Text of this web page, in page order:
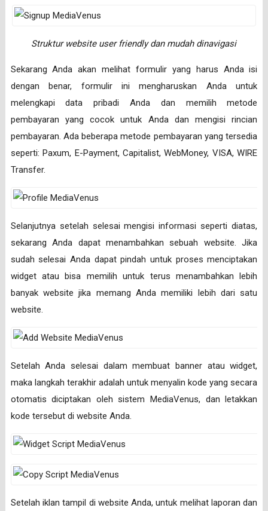
Struktur website user friendly dan mudah dinavigasi
Sekarang Anda akan melihat formulir yang harus Anda isi
dengan benar, formulir ini mengharuskan Anda untuk
melengkapi data pribadi Anda dan memilih metode
pembayaran yang cocok untuk Anda dan mengisi rincian
pembayaran. Ada beberapa metode pembayaran yang tersedia
seperti: Paxum, E-Payment, Capitalist, WebMoney, VISA, WIRE
Transfer.
Selanjutnya setelah selesai mengisi informasi seperti diatas,
sekarang Anda dapat menambahkan sebuah website. Jika
sudah selesai Anda dapat pindah untuk proses menciptakan
widget atau bisa memilih untuk terus menambahkan lebih
banyak website jika memang Anda memiliki lebih dari satu
website.
Setelah Anda selesai dalam membuat banner atau widget,
maka langkah terakhir adalah untuk menyalin kode yang secara
otomatis diciptakan oleh sistem MediaVenus, dan letakkan
kode tersebut di website Anda.
Setelah iklan tampil di website Anda, untuk melihat laporan dan